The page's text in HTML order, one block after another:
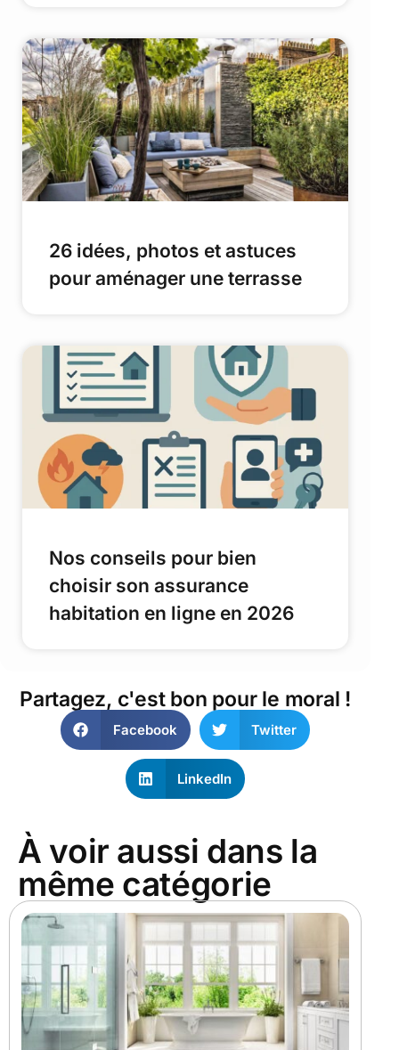
26 idées, photos et astuces
pour aménager une terrasse
Nos conseils pour bien
choisir son assurance
habitation en ligne en 2026
Partagez, c'est bon pour le moral !
Facebook Twitter
LinkedIn
À voir aussi dans la
même catégorie